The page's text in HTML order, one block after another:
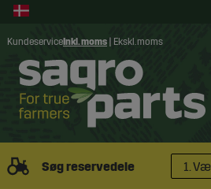
Kundeservice Inkl. moms Ekskl. moms
Søg reservedele 1.